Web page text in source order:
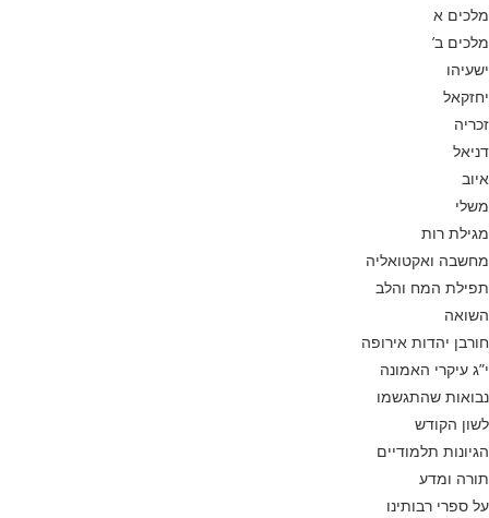
מלכים א
מלכים ב’
ישעיהו
יחזקאל
זכריה
דניאל
איוב
משלי
מגילת רות
מחשבה ואקטואליה
תפילת המח והלב
השואה
חורבן יהדות אירופה
י”ג עיקרי האמונה
נבואות שהתגשמו
לשון הקודש
הגיונות תלמודיים
תורה ומדע
על ספרי רבותינו